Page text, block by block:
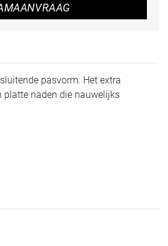
pasvorm. Het extra
platte naden die nauwelijks